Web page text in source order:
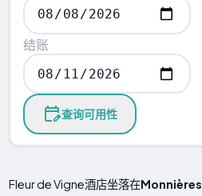
结账
查询可用性
Fleur de Vigne酒店坐落在Monnières